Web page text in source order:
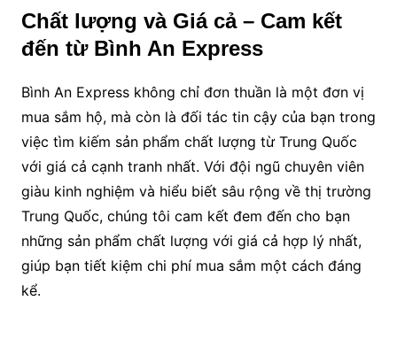
Chất lượng và Giá cả – Cam kết
đến từ Bình An Express
Bình An Express không chỉ đơn thuần là một đơn vị
mua sắm hộ, mà còn là đối tác tin cậy của bạn trong
việc tìm kiếm sản phẩm chất lượng từ Trung Quốc
với giá cả cạnh tranh nhất. Với đội ngũ chuyên viên
giàu kinh nghiệm và hiểu biết sâu rộng về thị trường
Trung Quốc, chúng tôi cam kết đem đến cho bạn
những sản phẩm chất lượng với giá cả hợp lý nhất,
giúp bạn tiết kiệm chi phí mua sắm một cách đáng
kể.